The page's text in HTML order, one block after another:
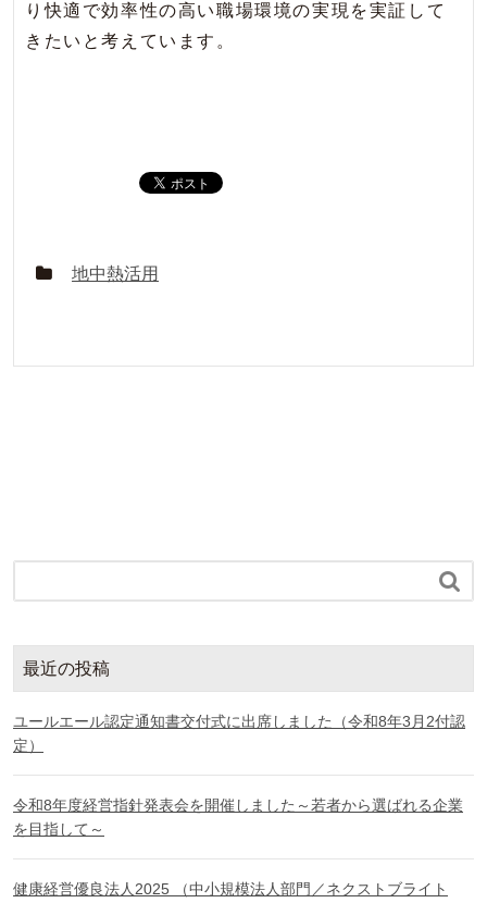
り快適で効率性の高い職場環境の実現を実証して
きたいと考えています。
地中熱活用

最近の投稿
ユールエール認定通知書交付式に出席しました（令和8年3月2付認
定）
令和8年度経営指針発表会を開催しました～若者から選ばれる企業
を目指して～
健康経営優良法人2025 （中小規模法人部門／ネクストブライト